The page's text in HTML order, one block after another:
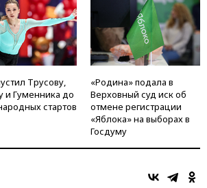
Трусову,
и Гуменника до
стартов
«Родина» подала в
Верховный суд иск об
отмене регистрации
«Яблока» на выборах в
Госдуму